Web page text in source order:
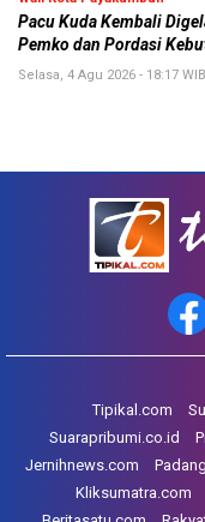
Pacu Kuda Kembali
Pemko dan Pordasi
Selasa, 4 Agu 2026 - 18:17 WIB
Tipikal.com
Suarapribumi.co.id
Jernihnews.com
Kliksumatra.com